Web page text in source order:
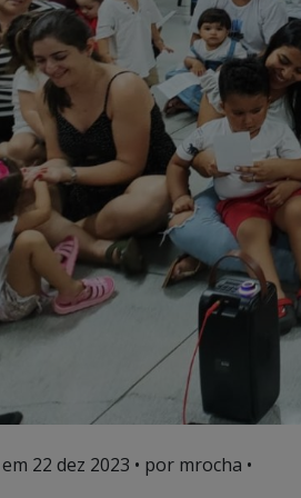
22 dez 2023 • por mrocha •